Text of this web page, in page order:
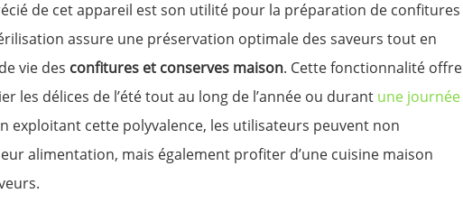
de cet appareil est son utilité pour la préparation de confitures
assure une préservation optimale des saveurs tout en
vie des confitures et conserves maison. Cette fonctionnalité offre
les délices de l’été tout au long de l’année ou durant une journée
exploitant cette polyvalence, les utilisateurs peuvent non
alimentation, mais également profiter d’une cuisine maison